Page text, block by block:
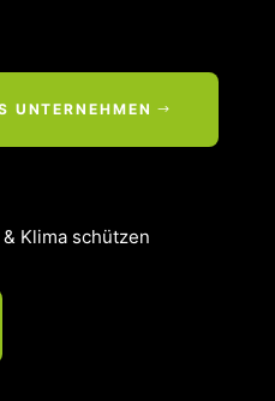
UNTERNEHMEN
Klima schützen